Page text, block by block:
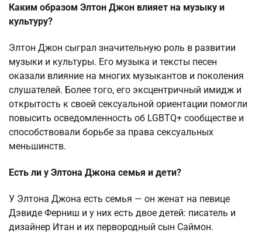
Каким образом Элтон Джон влияет на музыку и
культуру?
Элтон Джон сыграл значительную роль в развитии
музыки и культуры. Его музыка и тексты песен
оказали влияние на многих музыкантов и поколения
слушателей. Более того, его эксцентричный имидж и
открытость к своей сексуальной ориентации помогли
повысить осведомленность об LGBTQ+ сообществе и
способствовали борьбе за права сексуальных
меньшинств.
Есть ли у Элтона Джона семья и дети?
У Элтона Джона есть семья — он женат на певице
Дэвиде Ферниш и у них есть двое детей: писатель и
дизайнер Итан и их первородный сын Саймон.